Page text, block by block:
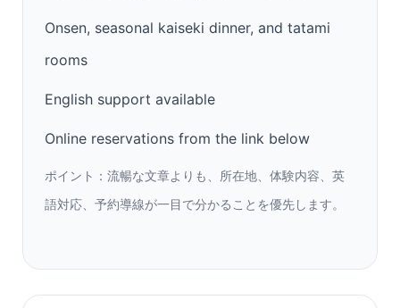
Onsen, seasonal kaiseki dinner, and tatami
rooms
English support available
Online reservations from the link below
ポイント：流暢な文章よりも、所在地、体験内容、英
語対応、予約導線が一目で分かることを優先します。